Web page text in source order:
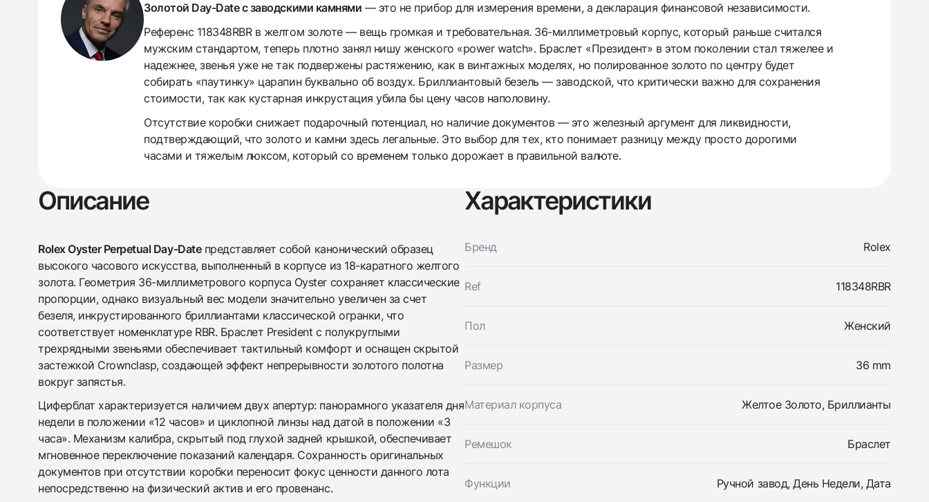
438
285
145
142
205
204
195
150
6
Золотой Day-Date с заводскими камнями — это не прибор для измерения времени, а декларация финансовой независимости.
Референс 118348RBR в желтом золоте — вещь громкая и требовательная. 36-миллиметровый корпус, который раньше считался
мужским стандартом, теперь плотно занял нишу женского «power watch». Браслет «Президент» в этом поколении стал тяжелее и
надежнее, звенья уже не так подвержены растяжению, как в винтажных моделях, но полированное золото по центру будет
собирать «паутинку» царапин буквально об воздух. Бриллиантовый безель — заводской, что критически важно для сохранения
стоимости, так как кустарная инкрустация убила бы цену часов наполовину.
Отсутствие коробки снижает подарочный потенциал, но наличие документов — это железный аргумент для ликвидности,
подтверждающий, что золото и камни здесь легальные. Это выбор для тех, кто понимает разницу между просто дорогими
часами и тяжелым люксом, который со временем только дорожает в правильной валюте.
Описание
Rolex Oyster Perpetual Day-Dateпредставляет собой канонический образец
высокого часового искусства, выполненный в корпусе из 18-каратного желтого
золота. Геометрия 36-миллиметрового корпуса Oyster сохраняет классические
пропорции, однако визуальный вес модели значительно увеличен за счет
безеля, инкрустированного бриллиантами классической огранки, что
соответствует номенклатуре RBR. Браслет President с полукруглыми
трехрядными звеньями обеспечивает тактильный комфорт и оснащен скрытой
застежкой Crownclasp, создающей эффект непрерывности золотого полотна
вокруг запястья.
Циферблат характеризуется наличием двух апертур: панорамного указателя дня
недели в положении «12 часов» и циклопной линзы над датой в положении «3
часа». Механизм калибра, скрытый под глухой задней крышкой, обеспечивает
мгновенное переключение показаний календаря. Сохранность оригинальных
документов при отсутствии коробки переносит фокус ценности данного лота
непосредственно на физический актив и его провенанс.
Характеристики
Бренд Rolex
Ref 118348RBR
Пол Женский
Размер 36 mm
Материал корпуса Желтое Золото, Бриллианты
Ремешок Браслет
Функции Ручной завод, День Недели, Дата
Заказать эти часы
Оставьте ваши контактные данные и мы свяжемся с
вами
Rolex
Day-Date 36 mm Diamonds Dial
Документы
$30,900
Трейд-ин часов
Оставьте ваши контактные данные и мы свяжемся с
вами
Day-Date 36 mm Diamonds Dial
Хорошее
$30,900
Приложите фото ваших часов…